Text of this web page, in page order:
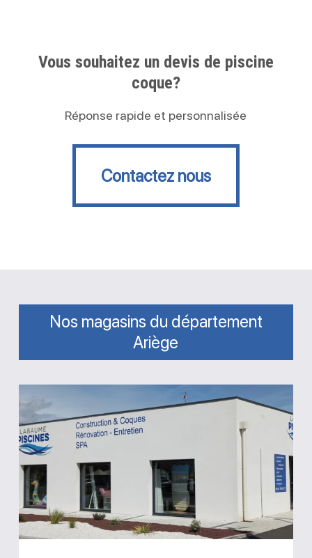
Vous souhaitez un devis de piscine
coque?
Réponse rapide et personnalisée
Contactez nous
Contactez nous
Nos magasins du département
Ariège
Magasin
Saint-
Jean-
du-
Falga